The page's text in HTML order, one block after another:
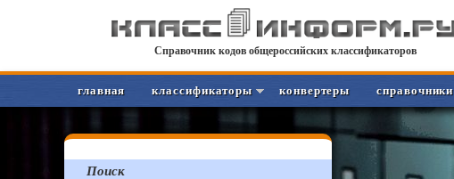
Справочник кодов общероссийских классификаторов
главная классификаторы конвертеры справочники
Поиск